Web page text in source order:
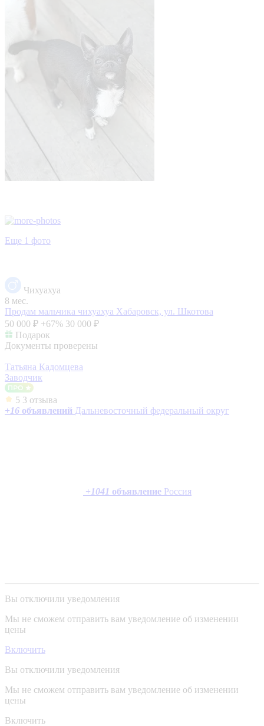
Еще 1 фото
Чихуахуа
8 мес.
Продам мальчика чихуахуа Хабаровск, ул. Шкотова
50 000 ₽ +67% 30 000 ₽
Подарок
Документы проверены
Татьяна Кадомцева
Заводчик
5 3 отзыва
+16 объявлений Дальневосточный федеральный округ
+1041 объявление Россия
Вы отключили уведомления
Мы не сможем отправить вам уведомление об изменении
цены
Включить
Вы отключили уведомления
Мы не сможем отправить вам уведомление об изменении
цены
Включить